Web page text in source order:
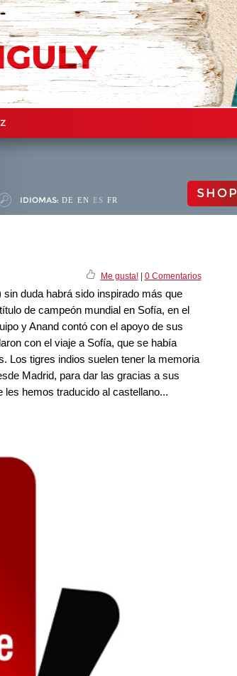
IDIOMAS: DE EN ES FR SHOP
Me gusta!| 0 Comentarios
duda habrá sido inspirado más que
de campeón mundial en Sofía, en el
y Anand contó con el apoyo de sus
con el viaje a Sofía, que se había
Los tigres indios suelen tener la memoria
Madrid, para dar las gracias a sus
hemos traducido al castellano...